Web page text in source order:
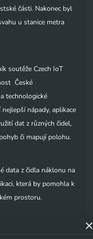
části. Nakonec byl
u stanice metra
soutěže Czech IoT
České
technologické
nápady, aplikace
dat z různých čidel,
či mapují polohu.
data z čidla náklonu na
která by pomohla k
prostoru.
na rozšiřování